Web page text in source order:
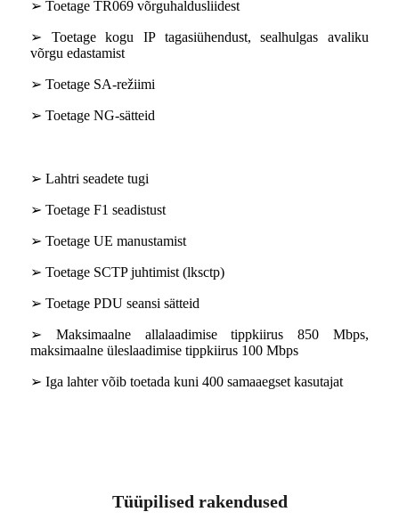
➢ Toetage TR069 võrguhaldusliidest
➢ Toetage kogu IP tagasiühendust, sealhulgas avaliku
võrgu edastamist
➢ Toetage SA-režiimi
➢ Toetage NG-sätteid
➢ Lahtri seadete tugi
➢ Toetage F1 seadistust
➢ Toetage UE manustamist
➢ Toetage SCTP juhtimist (lksctp)
➢ Toetage PDU seansi sätteid
➢ Maksimaalne allalaadimise tippkiirus 850 Mbps,
maksimaalne üleslaadimise tippkiirus 100 Mbps
➢ Iga lahter võib toetada kuni 400 samaaegset kasutajat
Tüüpilised rakendused